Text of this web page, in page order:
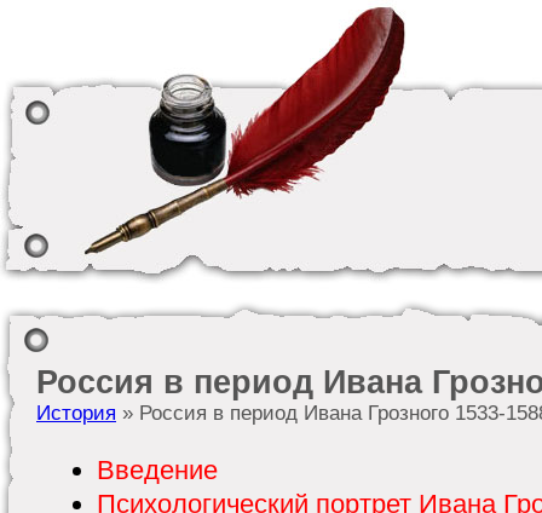
Россия в период Ивана
История » Россия в период Ивана Грозного 1533-
Введение
Психологический портрет Ивана